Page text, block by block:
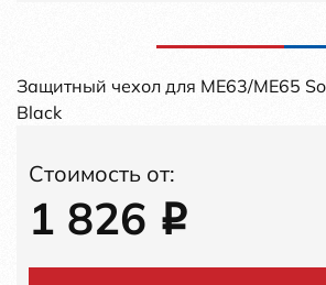
Защитный чехол для ME63/ME65
Black
Стоимость от:
1 826 i